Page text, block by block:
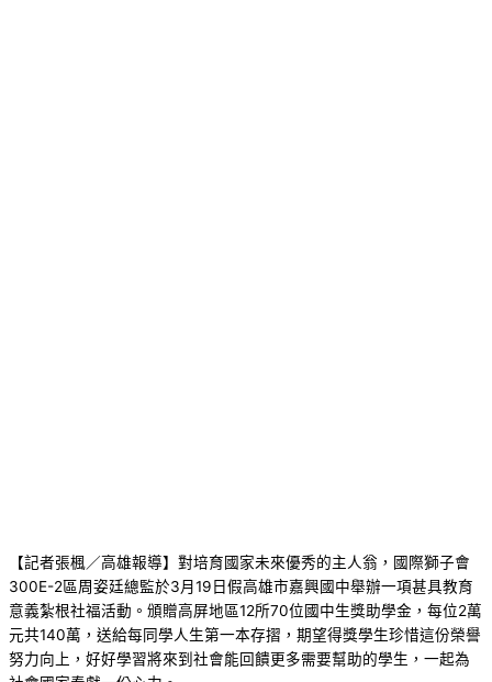
【記者張楓／高雄報導】對培育國家未來優秀的主人翁，國際獅子會
300E-2區周姿廷總監於3月19日假高雄市嘉興國中舉辦一項甚具教育
意義紮根社福活動。頒贈高屏地區12所70位國中生獎助學金，每位2萬
元共140萬，送給每同學人生第一本存摺，期望得獎學生珍惜這份榮譽
努力向上，好好學習將來到社會能回饋更多需要幫助的學生，一起為